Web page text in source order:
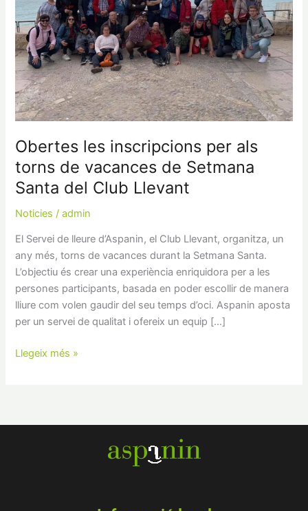
Obertes les inscripcions per als
torns de vacances de Setmana
Santa del Club Llevant
Noticies /admin
El Servei de lleure d’Aspanin, el Club Llevant, organitza, un
any més, torns de vacances durant la Setmana Santa.
L’objectiu és crear una experiència enriquidora per a les
persones participants, basada en poder escollir de manera
lliure com volen gaudir del seu temps d’oci. Aspanin aposta
per un servei de qualitat i ofereix un equip […]
de
vacances
de
Setmana
Santa
del
Club
Llegeix més »